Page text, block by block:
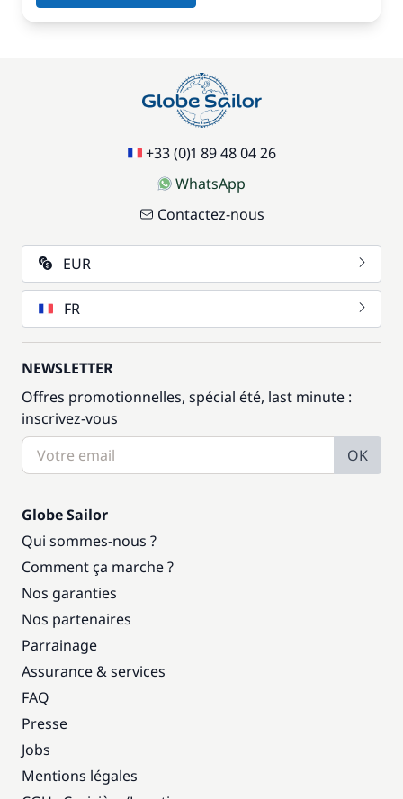
+33 (0)1 89 48 04 26
WhatsApp
Contactez-nous
EUR
FR
NEWSLETTER
Offres promotionnelles, spécial été, last minute :
inscrivez-vous
OK
Globe Sailor
Qui sommes-nous ?
Comment ça marche ?
Nos garanties
Nos partenaires
Parrainage
Assurance & services
FAQ
Presse
Jobs
Mentions légales